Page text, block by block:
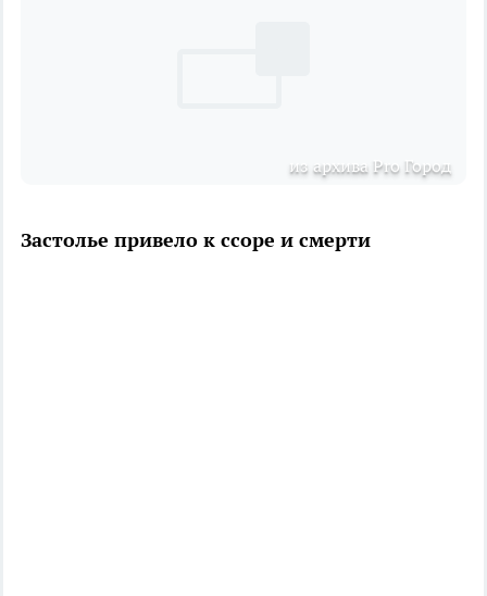
из архива Pro Город
Застолье привело к ссоре и смерти